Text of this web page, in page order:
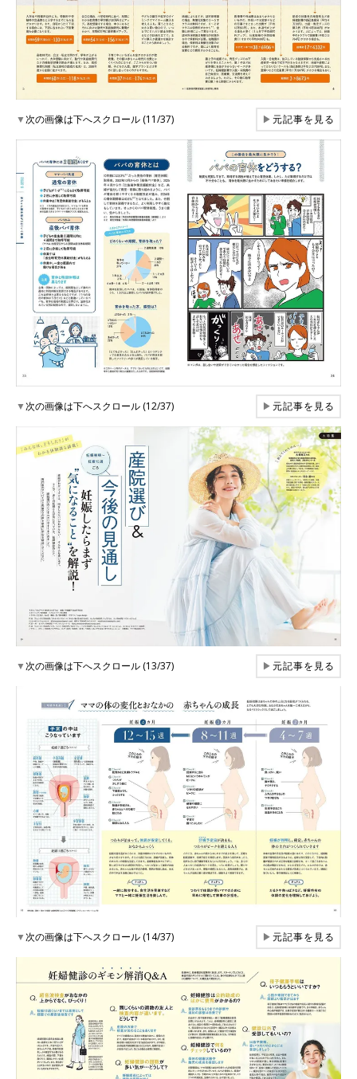
▼次の画像は下へスクロール (11/37) ▶元記事を見る
▼次の画像は下へスクロール (12/37) ▶元記事を見る
▼次の画像は下へスクロール (13/37) ▶元記事を見る
▼次の画像は下へスクロール (14/37) ▶元記事を見る